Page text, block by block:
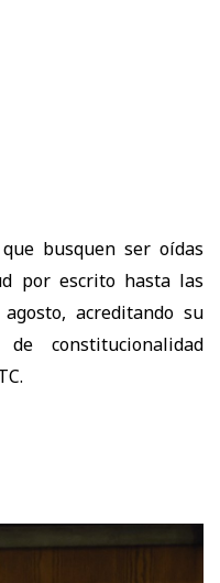
busquen ser oídas
por escrito hasta las
acreditando su
constitucionalidad